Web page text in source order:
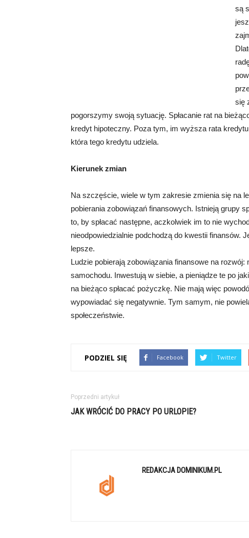
są
się
pogorszymy swoją sytuację. Spłacanie rat na
kredyt hipoteczny. Poza tym, im wyższa rata
która tego kredytu udziela.
Kierunek zmian
Na szczęście, wiele w tym zakresie zmienia się na
pobierania zobowiązań finansowych. Istnieją grupy
to, by spłacać następne, aczkolwiek im to nie
nieodpowiedzialnie podchodzą do kwestii finansów.
lepsze.
Ludzie pobierają zobowiązania finansowe na
samochodu. Inwestują w siebie, a pieniądze te po
na bieżąco spłacać pożyczkę. Nie mają więc
wypowiadać się negatywnie. Tym samym, nie
społeczeństwie.
PODZIEL SIĘ Facebook Twitter
Poprzedni artykuł
JAK WRÓCIĆ DO PRACY PO URLOPIE?
REDAKCJA DOMINIKUM.PL